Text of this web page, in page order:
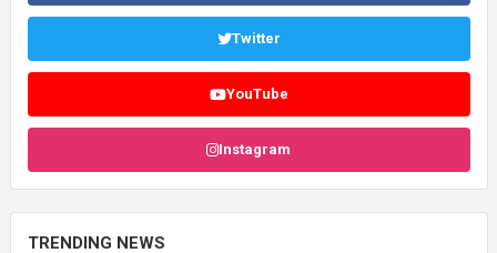
Twitter
YouTube
Instagram
TRENDING NEWS